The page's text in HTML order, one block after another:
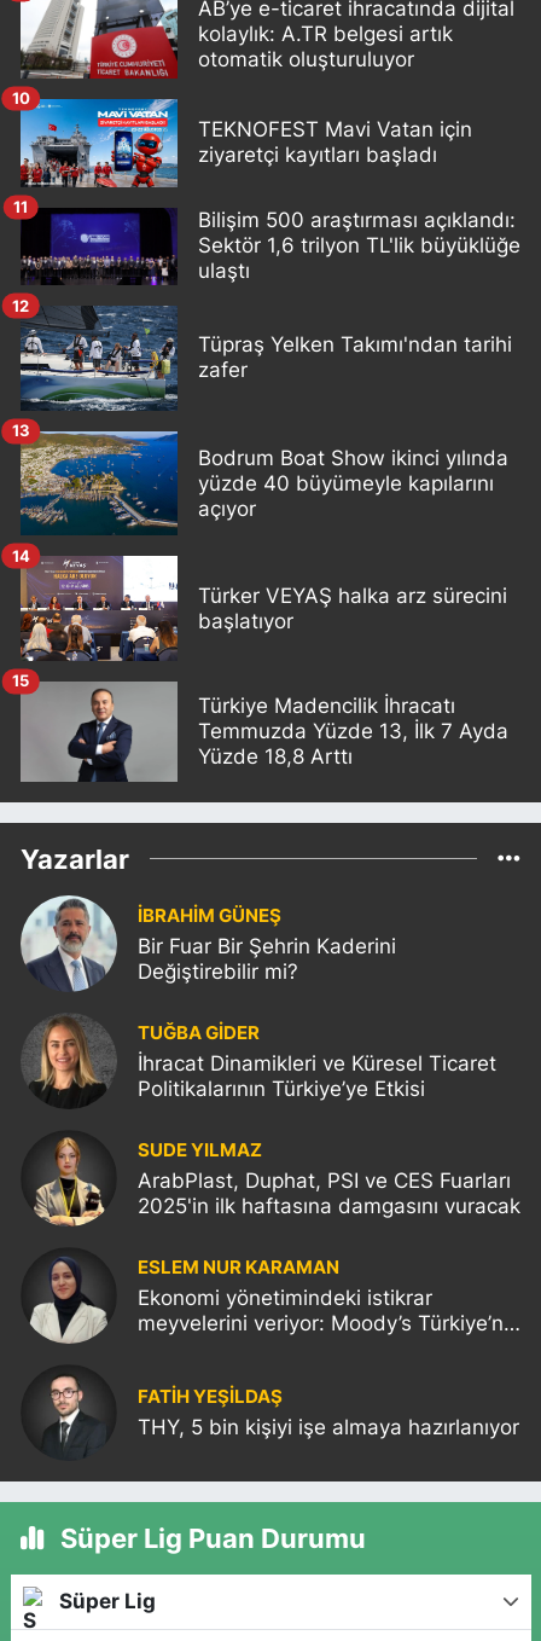
AB’ye e-ticaret ihracatında dijital
kolaylık: A.TR belgesi artık
otomatik oluşturuluyor
TEKNOFEST Mavi Vatan için
ziyaretçi kayıtları başladı
10
Bilişim 500 araştırması açıklandı:
Sektör 1,6 trilyon TL'lik büyüklüğe
ulaştı
11
Tüpraş Yelken Takımı'ndan tarihi
zafer
12
Bodrum Boat Show ikinci yılında
yüzde 40 büyümeyle kapılarını
açıyor
13
Türker VEYAŞ halka arz sürecini
başlatıyor
14
Türkiye Madencilik İhracatı
Temmuzda Yüzde 13, İlk 7 Ayda
Yüzde 18,8 Arttı
15
Yazarlar
İBRAHİM GÜNEŞ
Bir Fuar Bir Şehrin Kaderini
Değiştirebilir mi?
TUĞBA GİDER
İhracat Dinamikleri ve Küresel Ticaret
Politikalarının Türkiye’ye Etkisi
SUDE YILMAZ
ArabPlast, Duphat, PSI ve CES Fuarları
2025'in ilk haftasına damgasını vuracak
ESLEM NUR KARAMAN
Ekonomi yönetimindeki istikrar
meyvelerini veriyor: Moody’s Türkiye’nin
FATIH YEŞİLDAŞ
THY, 5 bin kişiyi işe almaya hazırlanıyor
Süper Lig Puan Durumu
Süper Lig